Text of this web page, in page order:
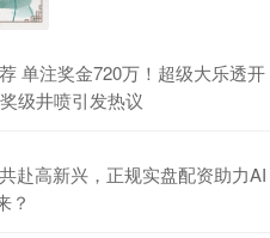
3563.12 +47.56 +1.35%
单注奖金720万！超级大乐透开
级井喷引发热议
赴高新兴，正规实盘配资助力AI
？